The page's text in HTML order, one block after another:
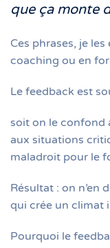
que ça monte
Ces phrases, je
coaching ou en
Le feedback est
soit on le confond
aux situations
maladroit pour le
Résultat : on n’en
qui crée un climat
Pourquoi le